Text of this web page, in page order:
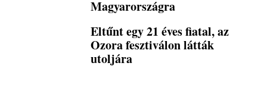
Magyarországra
Eltűnt egy 21 éves fiatal, az
Ozora fesztiválon látták
utoljára